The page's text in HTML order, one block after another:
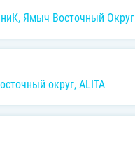
, Ямыч Восточный Округ
округ, ALITA